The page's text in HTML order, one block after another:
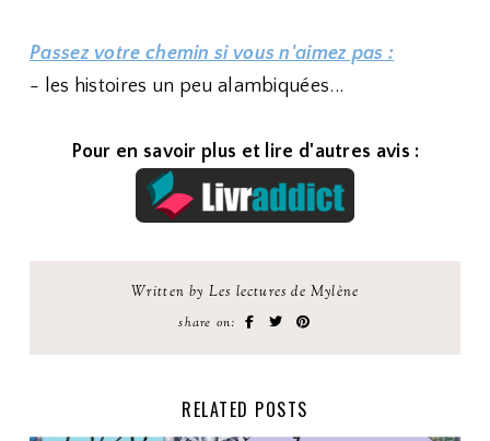
Passez votre chemin si vous n'aimez pas :
- les histoires un peu alambiquées...
Pour en savoir plus et lire d'autres avis :
Written by Les lectures de Mylène
share on:
RELATED POSTS